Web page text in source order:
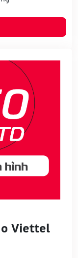
Viettel